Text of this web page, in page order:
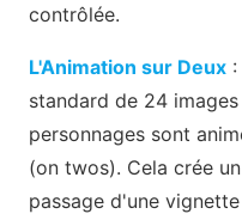
contrôlée.
L'Animation sur Deux
standard de 24
personnages sont
(on twos). Cela crée
passage d'une